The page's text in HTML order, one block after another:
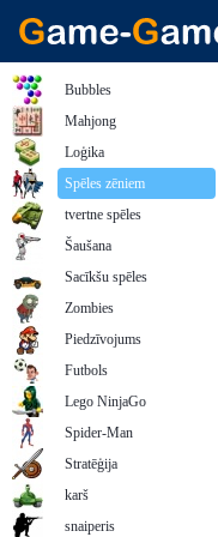
Bubbles
Mahjong
Loģika
Spēles zēniem
tvertne spēles
Šaušana
Sacīkšu spēles
Zombies
Piedzīvojums
Futbols
Lego NinjaGo
Spider-Man
Stratēģija
karš
snaiperis